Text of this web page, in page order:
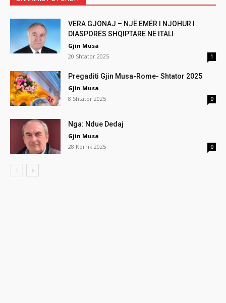
VERA GJONAJ – NJË EMËR I NJOHUR I
DIASPORËS SHQIPTARE NË ITALI
Gjin Musa
20 Shtator 2025
1
Pregaditi Gjin Musa-Rome- Shtator 2025
Gjin Musa
8 Shtator 2025
0
Nga: Ndue Dedaj
Gjin Musa
28 Korrik 2025
0